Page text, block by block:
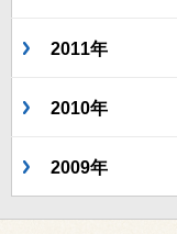
2011年
2010年
2009年